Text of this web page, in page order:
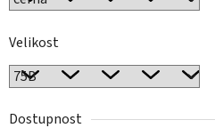
Velikost
Dostupnost